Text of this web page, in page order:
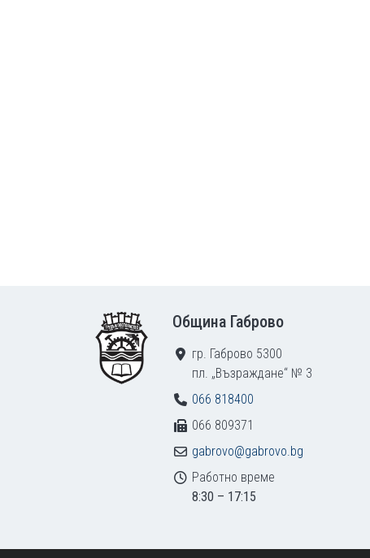
Община Габрово
гр. Габрово 5300
пл. „Възраждане“ № 3
066 818400
066 809371
gabrovo@gabrovo.bg
Работно време
8:30 – 17:15